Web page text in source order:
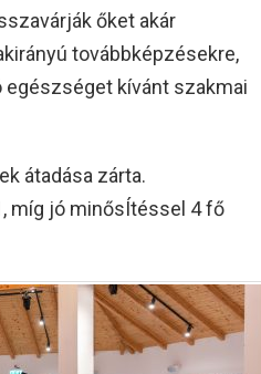
őket akár
továbbképzésekre,
kívánt szakmai
átadása zárta.
míg jó minősÍtéssel 4 fő